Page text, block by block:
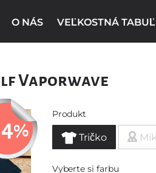
O NÁS VEĽKOSTNÁ
Vaporwave
%
Produkt
Tričko
Vyberte si farbu